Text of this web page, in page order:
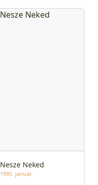
Nesze Neked
1995. január